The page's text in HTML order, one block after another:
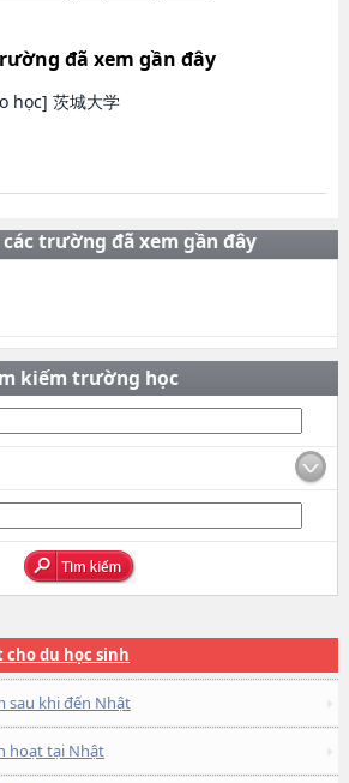
đã xem gần đây
học] 茨城大学
các trường đã xem gần đây
kiếm trường học
du học sinh
sau khi đến Nhật
hoạt tại Nhật